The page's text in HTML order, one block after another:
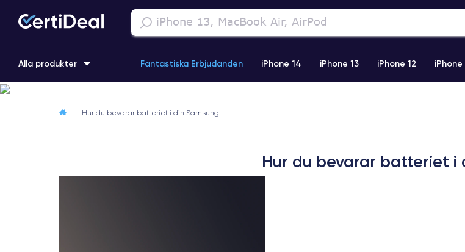
Alla produkter Fantastiska Erbjudanden iPhone 14 iPhone 13 iPhone 12 iPhone
— Hur du bevarar batteriet i din Samsung
Hur du bevarar batteriet i